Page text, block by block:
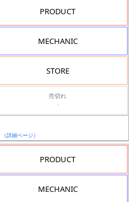
PRODUCT
MECHANIC
STORE
売切れ
-
（詳細ページ）
PRODUCT
MECHANIC